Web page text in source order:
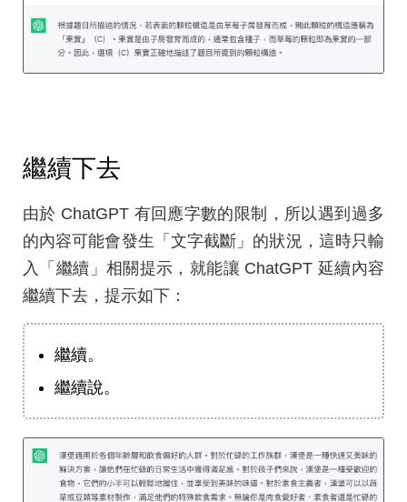
繼續下去
由於 ChatGPT 有回應字數的限制，所以遇到過多
的內容可能會發生「文字截斷」的狀況，這時只輸
入「繼續」相關提示，就能讓 ChatGPT 延續內容
繼續下去，提示如下：
繼續。
繼續說。